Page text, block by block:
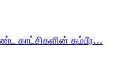
காட்சிகளின் கம்பீர…